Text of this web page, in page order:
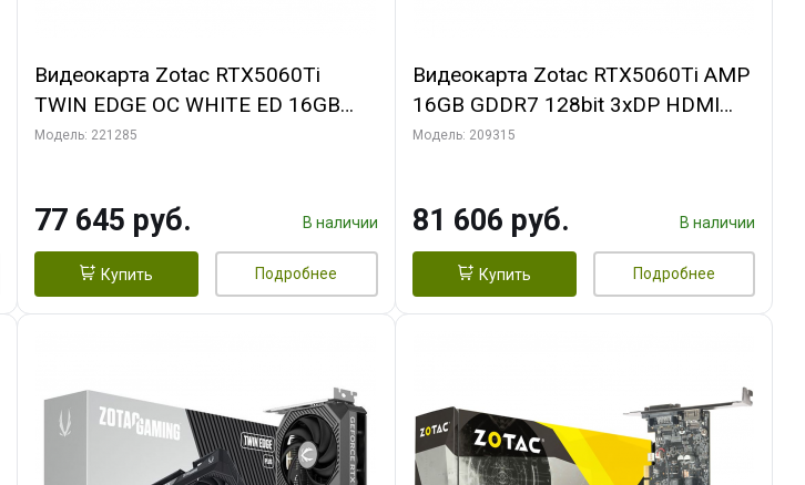
Видеокарта Zotac RTX5060Ti
TWIN EDGE OC WHITE ED 16GB
GDDR7 128bit 3xDP HDMI 2FAN
Модель: 221285
77 645 руб. В наличии
Купить Подробнее
Видеокарта Zotac RTX5060Ti AMP
16GB GDDR7 128bit 3xDP HDMI
2FAN MEDIUM PACK
Модель: 209315
81 606 руб. В наличии
Купить Подробнее